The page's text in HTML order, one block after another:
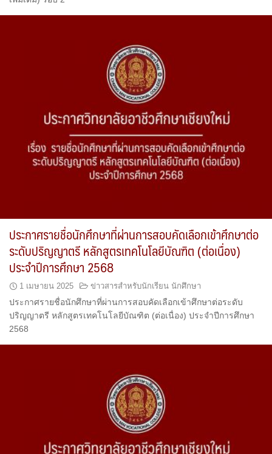
ประกาศรายชื่อนักศึกษาที่ผ่านการสอบคัดเลือกเข้าศึกษาต่อ
ระดับปริญญาตรี หลักสูตรเทคโนโลยีบัณฑิต (ต่อเนื่อง)
ประจำปีการศึกษา 2568
1 เมษายน 2025 ข่าวสารสำหรับนักเรียน นักศึกษา
ประกาศรายชื่อนักศึกษาที่ผ่านการสอบคัดเลือกเข้าศึกษาต่อระดับ
ปริญญาตรี หลักสูตรเทคโนโลยีบัณฑิต (ต่อเนื่อง) ประจำปีการศึกษา
2568